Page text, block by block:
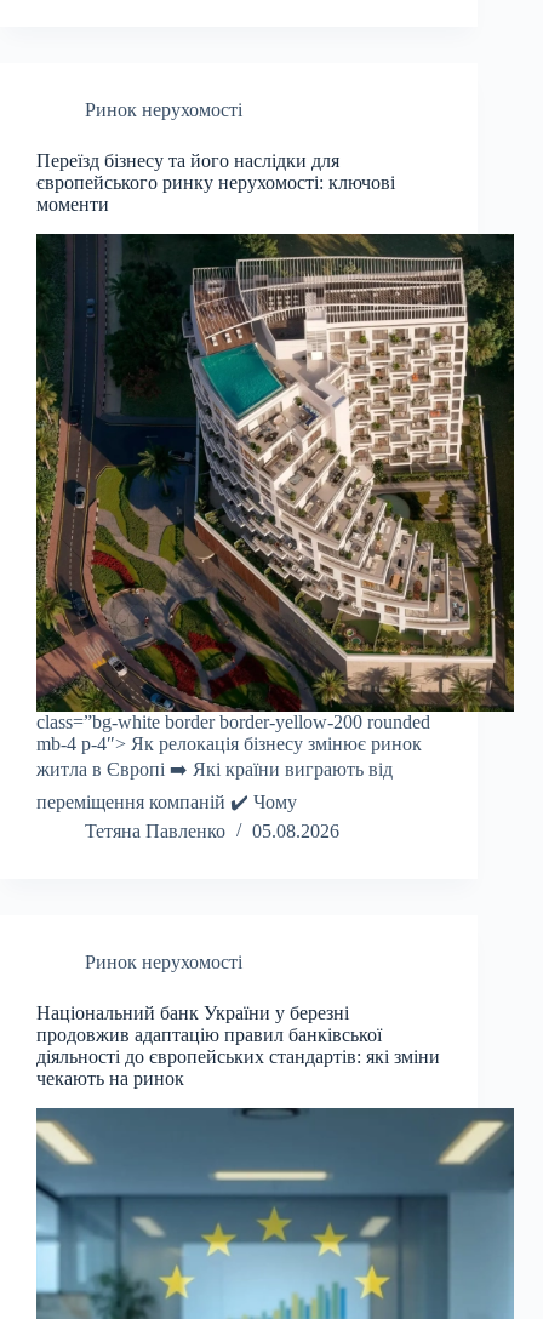
Ринок нерухомості
Переїзд бізнесу та його наслідки для
європейського ринку нерухомості: ключові
моменти
class=”bg-white border border-yellow-200 rounded
mb-4 p-4″> Як релокація бізнесу змінює ринок
житла в Європі ➡️ Які країни виграють від
переміщення компаній ✔️ Чому
Тетяна Павленко
05.08.2026
Ринок нерухомості
Національний банк України у березні
продовжив адаптацію правил банківської
діяльності до європейських стандартів: які зміни
чекають на ринок